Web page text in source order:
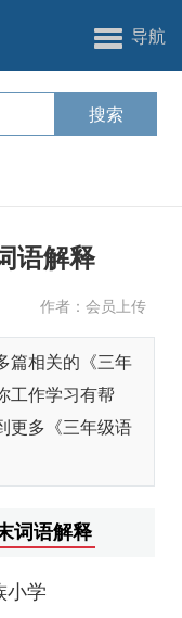
导航
语解释
作者：会员上传
篇相关的《三年
工作学习有帮
更多《三年级语
词语解释
小学